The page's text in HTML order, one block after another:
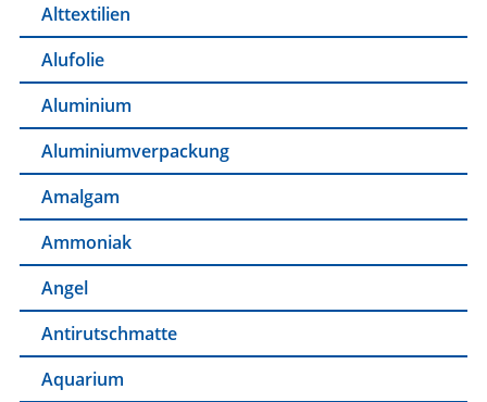
Alttextilien
Alufolie
Aluminium
Aluminiumverpackung
Amalgam
Ammoniak
Angel
Antirutschmatte
Aquarium